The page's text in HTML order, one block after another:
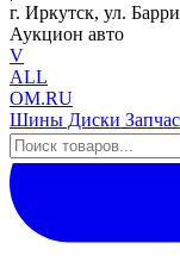
г. Иркутск, ул.
Аукцион авто
V
ALL
OM.RU
Шины Диски